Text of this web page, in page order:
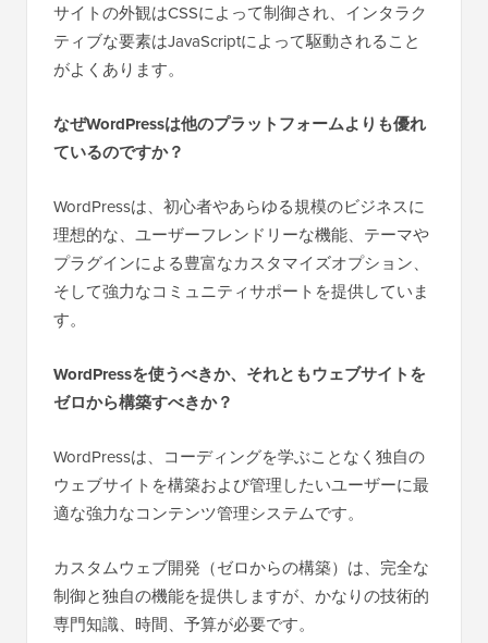
サイトの外観はCSSによって制御され、インタラク
ティブな要素はJavaScriptによって駆動されること
がよくあります。
なぜWordPressは他のプラットフォームよりも優れ
ているのですか？
WordPressは、初心者やあらゆる規模のビジネスに
理想的な、ユーザーフレンドリーな機能、テーマや
プラグインによる豊富なカスタマイズオプション、
そして強力なコミュニティサポートを提供していま
す。
WordPressを使うべきか、それともウェブサイトを
ゼロから構築すべきか？
WordPressは、コーディングを学ぶことなく独自の
ウェブサイトを構築および管理したいユーザーに最
適な強力なコンテンツ管理システムです。
カスタムウェブ開発（ゼロからの構築）は、完全な
制御と独自の機能を提供しますが、かなりの技術的
専門知識、時間、予算が必要です。